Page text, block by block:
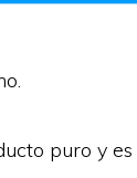
puro y